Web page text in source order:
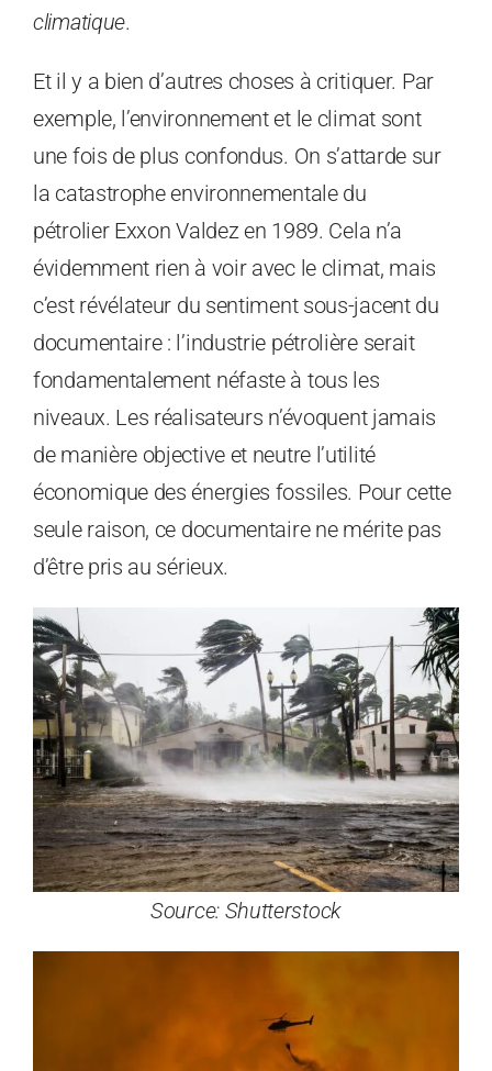
climatique.
Et il y a bien d’autres choses à critiquer. Par
exemple, l’environnement et le climat sont
une fois de plus confondus. On s’attarde sur
la catastrophe environnementale du
pétrolier Exxon Valdez en 1989. Cela n’a
évidemment rien à voir avec le climat, mais
c’est révélateur du sentiment sous-jacent du
documentaire : l’industrie pétrolière serait
fondamentalement néfaste à tous les
niveaux. Les réalisateurs n’évoquent jamais
de manière objective et neutre l’utilité
économique des énergies fossiles. Pour cette
seule raison, ce documentaire ne mérite pas
d’être pris au sérieux.
Source: Shutterstock